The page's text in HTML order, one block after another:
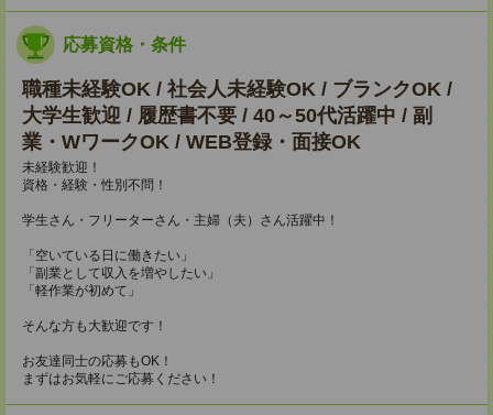
応募資格・条件
職種未経験OK / 社会人未経験OK / ブランクOK /
大学生歓迎 / 履歴書不要 / 40～50代活躍中 / 副
業・WワークOK / WEB登録・面接OK
未経験歓迎！
資格・経験・性別不問！
学生さん・フリーターさん・主婦（夫）さん活躍中！
「空いている日に働きたい」
「副業として収入を増やしたい」
「軽作業が初めて」
そんな方も大歓迎です！
お友達同士の応募もOK！
まずはお気軽にご応募ください！